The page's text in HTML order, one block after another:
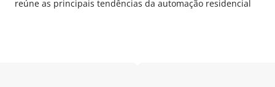
reúne as principais tendências da automação residencial